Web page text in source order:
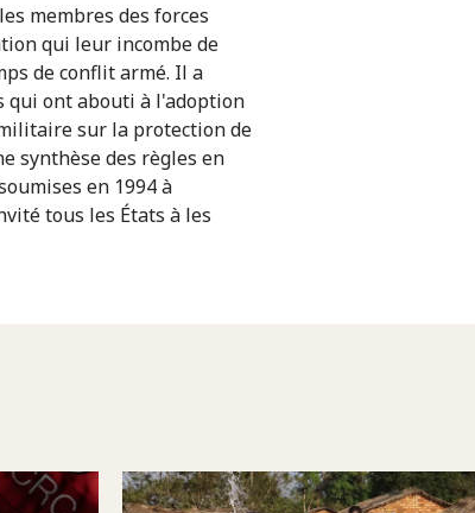
membres des forces
qui leur incombe de
de conflit armé. Il a
qui ont abouti à l'adoption
sur la protection de
synthèse des règles en
en 1994 à
tous les États à les